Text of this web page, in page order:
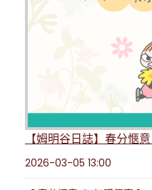
【姆明谷日誌】春分愜
2026-03-05 13:00